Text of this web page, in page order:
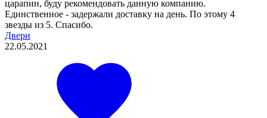
царапин, буду рекомендовать данную компанию.
Единственное - задержали доставку на день. По этому 4
звезды из 5. Спасибо.
Двери
22.05.2021